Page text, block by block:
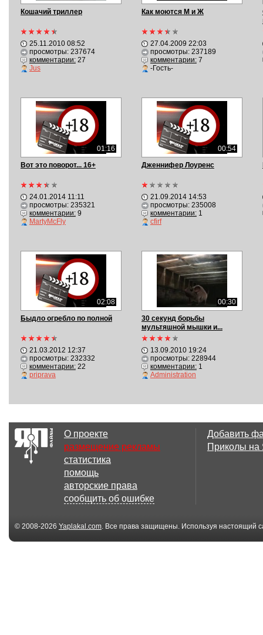
Кошачий триллер
25.11.2010 08:52
просмотры: 237674
комментарии:27
Jus
Как моются М и Ж
27.04.2009 22:03
просмотры: 237189
комментарии:7
-Гость-
01:16
Вот это поворот... 16+
24.01.2014 11:11
просмотры: 235321
комментарии:9
MartyMcFly
00:54
Дженнифер Лоуренс
21.09.2014 14:53
просмотры: 235008
комментарии:1
cfirf
02:08
Быдло огребло по полной
21.03.2012 12:37
просмотры: 232332
комментарии:22
priprava
00:30
30 секунд борьбы
мультяшной мышки и...
13.09.2010 19:24
просмотры: 228944
комментарии:1
Administration
О проекте
размещение рекламы
статистика
помощь
авторские права
сообщить об ошибке
Добавить
Приколы
© 2008-2026 Yaplakal.com. Все права защищены. Используя настоящий